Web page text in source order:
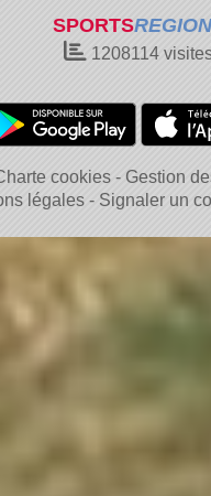
SPORTS
1208114
cookies
Gestion
légales
Signaler un